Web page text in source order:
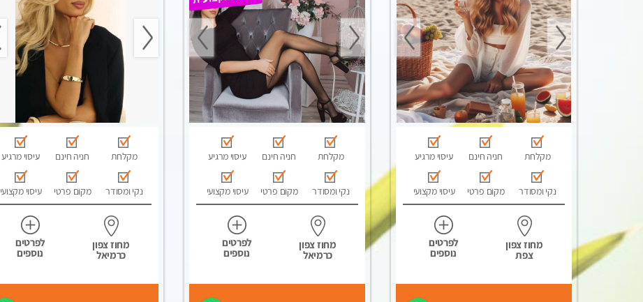
מקלחת חניה חינם עיסוי מרגיע
נקי ומסודר מקום פרטי עיסוי מקצועי
מחוז צפון
צפת
לפרטים
נוספים
מקלחת חניה חינם עיסוי מרגיע
נקי ומסודר מקום פרטי עיסוי מקצועי
מחוז צפון
כרמיאל
לפרטים
נוספים
מקלחת חניה חינם עיסוי מרגיע
נקי ומסודר מקום פרטי עיסוי מקצועי
מחוז צפון
כרמיאל
לפרטים
נוספים